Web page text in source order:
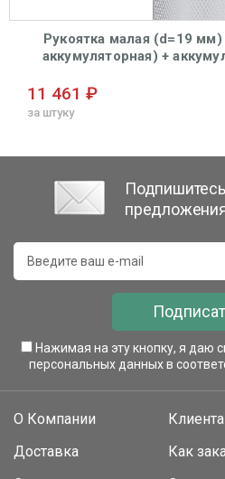
Рукоятка малая (d=19
аккумуляторная) +
11 461 ₽
за штуку
Нажимая на эту кнопку, я даю
персональных данных в
О Компании
Доставка
Как